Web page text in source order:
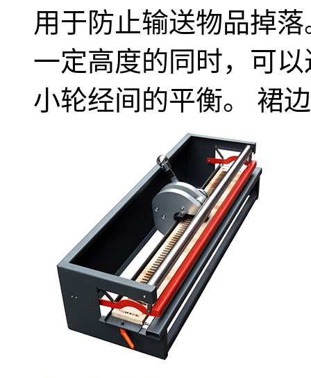
用于防止输送物品掉
一定高度的同时，可
小轮经间的平衡。 裙